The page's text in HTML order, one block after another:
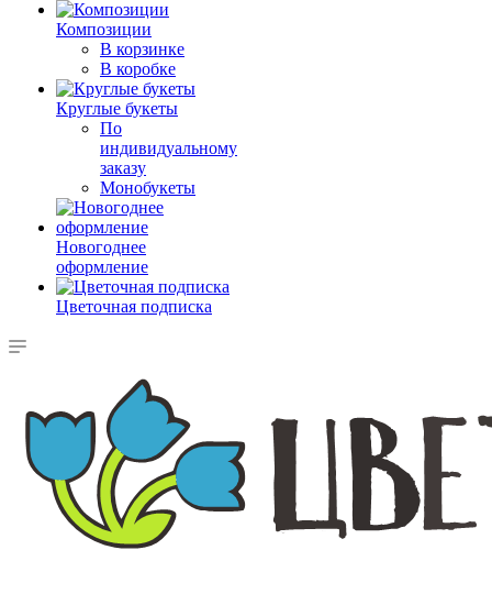
Композиции
В корзинке
В коробке
Круглые букеты
По
индивидуальному
заказу
Монобукеты
Новогоднее
оформление
Цветочная подписка